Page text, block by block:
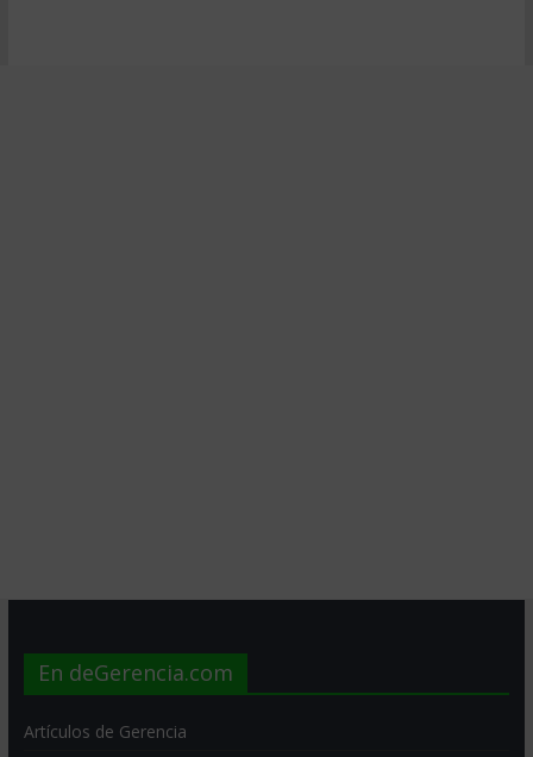
En deGerencia.com
Artículos de Gerencia